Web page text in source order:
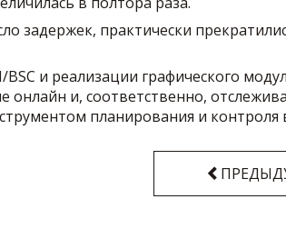
задержек, практически
BSC и реализации графического
и, соответственно,
планирования и контроля